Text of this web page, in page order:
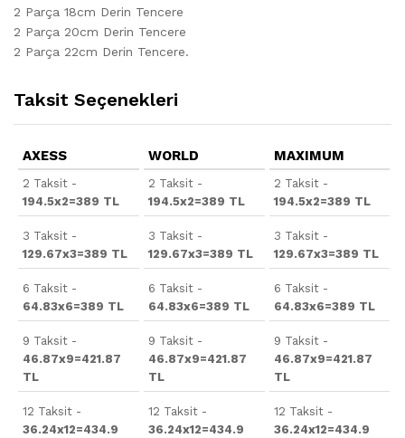
2 Parça 18cm Derin Tencere
2 Parça 20cm Derin Tencere
2 Parça 22cm Derin Tencere.
Taksit Seçenekleri
AXESS
2 Taksit -
194.5x2=389 TL
3 Taksit -
129.67x3=389 TL
6 Taksit -
64.83x6=389 TL
9 Taksit -
46.87x9=421.87
TL
12 Taksit -
36.24x12=434.9
WORLD
2 Taksit -
194.5x2=389 TL
3 Taksit -
129.67x3=389 TL
6 Taksit -
64.83x6=389 TL
9 Taksit -
46.87x9=421.87
TL
12 Taksit -
36.24x12=434.9
MAXIMUM
2 Taksit -
194.5x2=389 TL
3 Taksit -
129.67x3=389 TL
6 Taksit -
64.83x6=389 TL
9 Taksit -
46.87x9=421.87
TL
12 Taksit -
36.24x12=434.9